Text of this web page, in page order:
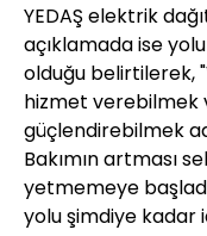
YEDAŞ elektrik
açıklamada ise
olduğu belirtilerek,
hizmet verebilmek
güçlendirebilmek
Bakımın artması
yetmemeye
yolu şimdiye kadar